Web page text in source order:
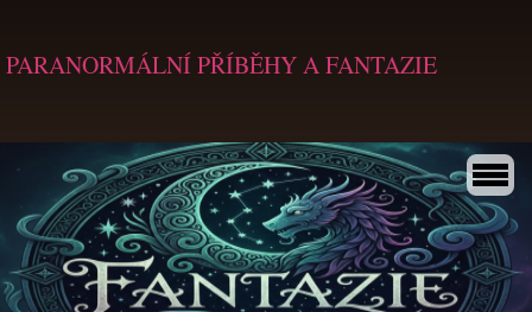
PARANORMÁLNÍ PŘÍBĚHY A FANTAZIE